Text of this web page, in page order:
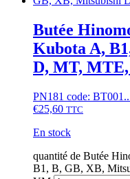
Butée
Kubota A,
D, MT,
PN181 code:
€25,60 TTC
En stock
quantité de Butée
B1, B, GB, XB,